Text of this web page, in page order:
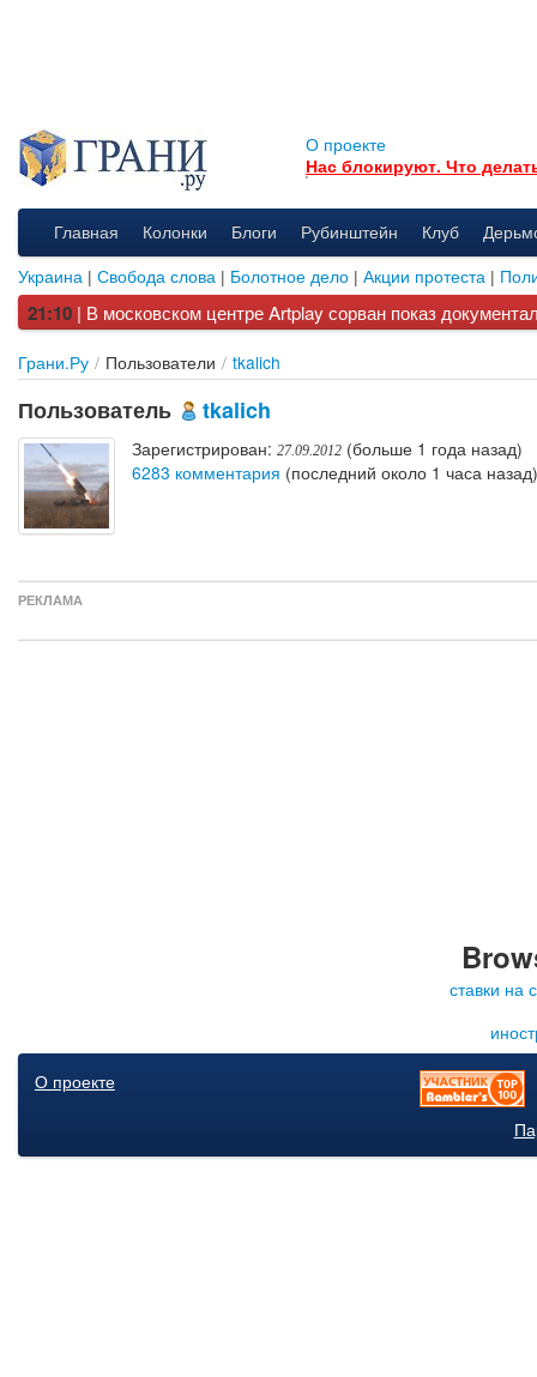
О проекте
Нас блокируют. Что
Главная Колонки Блоги Рубинштейн Клуб
Украина | Свобода слова | Болотное дело | Акции протеста |
21:10 | В московском центре Artplay сорван показ
Грани.Ру / Пользователи / tkalich
Пользователь tkalich
Зарегистрирован: 27.09.2012(больше 1 года назад)
6283 комментария (последний около 1 часа назад)
РЕКЛАМА
ставки на
О проекте